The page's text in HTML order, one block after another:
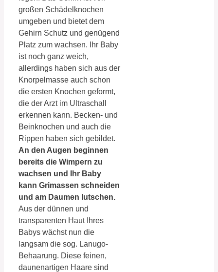
großen Schädelknochen
umgeben und bietet dem
Gehirn Schutz und genügend
Platz zum wachsen. Ihr Baby
ist noch ganz weich,
allerdings haben sich aus der
Knorpelmasse auch schon
die ersten Knochen geformt,
die der Arzt im Ultraschall
erkennen kann. Becken- und
Beinknochen und auch die
Rippen haben sich gebildet.
An den Augen beginnen
bereits die Wimpern zu
wachsen und Ihr Baby
kann Grimassen schneiden
und am Daumen lutschen.
Aus der dünnen und
transparenten Haut Ihres
Babys wächst nun die
langsam die sog. Lanugo-
Behaarung. Diese feinen,
daunenartigen Haare sind